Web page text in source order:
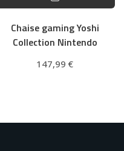
Chaise gaming Yoshi
Collection Nintendo
147,99 €